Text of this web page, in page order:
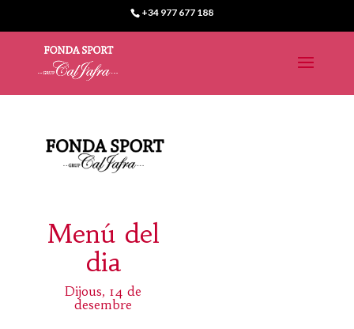
+34 977 677 188
Menú del
dia
Dijous, 14 de
desembre